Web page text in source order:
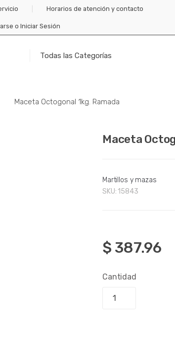
Horarios de atención y contacto
o Iniciar Sesión
Maceta Octogonal 1kg. Ramada
Maceta
Martillos y mazas
SKU: 15843
$ 387.96
Cantidad